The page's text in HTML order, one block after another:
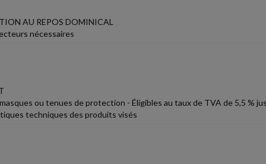
AU REPOS DOMINICAL
nécessaires
ou tenues de protection - Éligibles au taux de TVA de 5,5 %
techniques des produits visés